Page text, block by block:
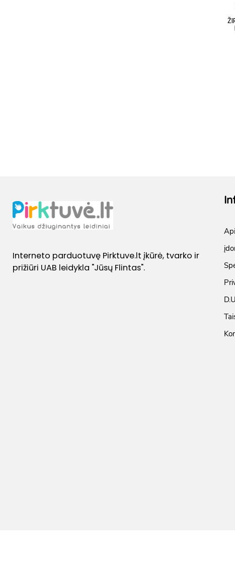
Interneto parduotuvę Pirktuve.lt įkūrė, tvarko ir
prižiūri UAB leidykla "Jūsų Flintas".